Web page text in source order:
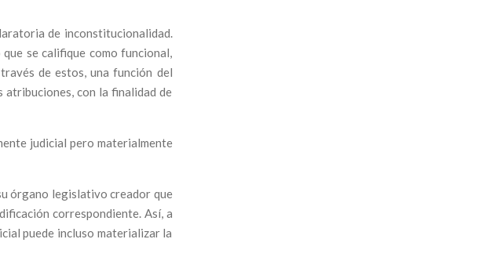
de inconstitucionalidad.
se califique como funcional,
de estos, una función del
con la finalidad de
judicial pero materialmente
órgano legislativo creador que
correspondiente. Así, a
puede incluso materializar la